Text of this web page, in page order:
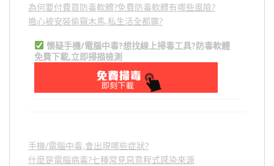
為何要付費買防毒軟體?免費防毒軟體有哪些風險?
擔心被安裝偷窺木馬,私生活全都露?
懷疑手機/電腦中毒?想找線上掃毒工具?防毒軟體
免費下載,立即掃描檢測
手機/電腦中毒,會出現哪些症狀?
什麼是電腦病毒?七種常見惡意程式感染來源